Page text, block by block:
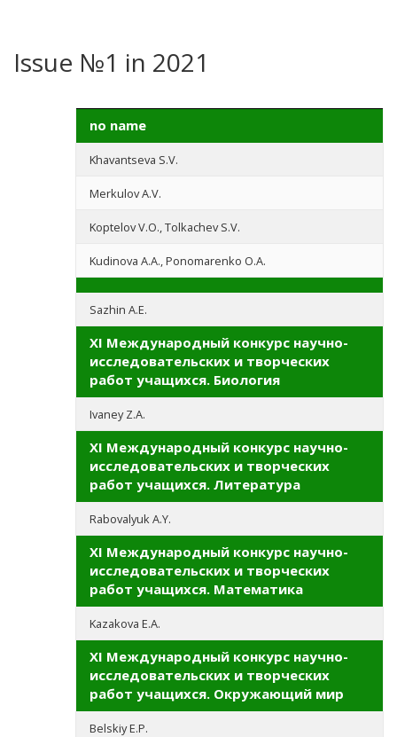
Issue №1 in 2021
no name
Khavantseva S.V.
Merkulov A.V.
Koptelov V.O., Tolkachev S.V.
Kudinova A.A., Ponomarenko O.A.
Sazhin A.E.
XI Международный конкурс научно-
исследовательских и творческих
работ учащихся. Биология
Ivaney Z.A.
XI Международный конкурс научно-
исследовательских и творческих
работ учащихся. Литература
Rabovalyuk A.Y.
XI Международный конкурс научно-
исследовательских и творческих
работ учащихся. Математика
Kazakova E.A.
XI Международный конкурс научно-
исследовательских и творческих
работ учащихся. Окружающий мир
Belskiy E.P.